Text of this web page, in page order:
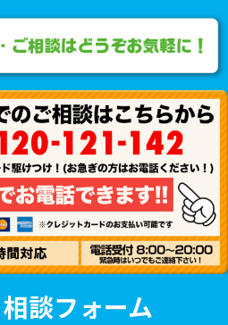
談フォーム